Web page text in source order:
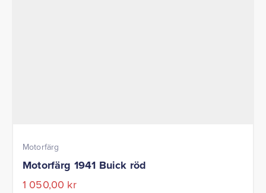
Motorfärg
Motorfärg 1941 Buick röd
1 050,00 kr